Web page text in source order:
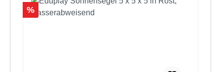
Rabatt
%